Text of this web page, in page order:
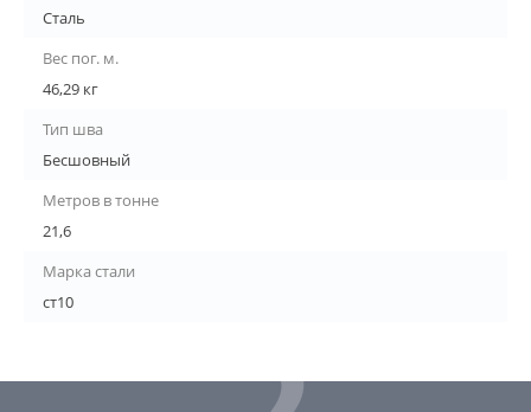
Сталь
Вес пог. м.
46,29 кг
Тип шва
Бесшовный
Метров в тонне
21,6
Марка стали
ст10